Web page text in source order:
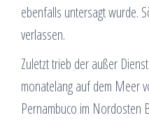
ebenfalls untersagt wurde.
verlassen.
Zuletzt trieb der außer
monatelang auf dem Meer
Pernambuco im Nordosten